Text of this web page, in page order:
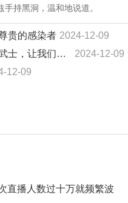
持黑洞，温和地说道。
贵的感染者 2024-12-09
第七章 007.该醒醒了，武士，让我们把外界地，烧成——
2024-12-09
12-09
直播人数过十万就频繁波